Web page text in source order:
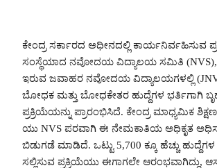
ಕೇಂದ್ರ ಸರ್ಕಾರದ ಅಧೀನದಲ್ಲಿ ಕಾರ್ಯನಿರ್ವಹಿಸುವ
ಸಂಸ್ಥೆಯಾದ ನವೋದಯ ವಿದ್ಯಾಲಯ ಸಮಿತಿ (NVS),
ಇರುವ ಜವಾಹರ ನವೋದಯ ವಿದ್ಯಾಲಯಗಳಲ್ಲಿ
ಬೋಧಕ ಮತ್ತು ಬೋಧಕೇತರ ಹುದ್ದೆಗಳ ಭರ್ತಿಗಾಗಿ
ಪ್ರಕ್ರಿಯೆಯನ್ನು ಪ್ರಾರಂಭಿಸಿದೆ. ಕೇಂದ್ರ ಮಾಧ್ಯಮಿಕ
ಯು NVS ಪರವಾಗಿ ಈ ನೇಮಕಾತಿಯ ಅಧಿಕೃತ
ಬಿಡುಗಡೆ ಮಾಡಿದೆ. ಒಟ್ಟು 5,700 ಕ್ಕೂ ಹೆಚ್ಚು
ಸಲ್ಲಿಸುವ ಪ್ರಕ್ರಿಯೆಯು ಈಗಾಗಲೇ ಆರಂಭವಾಗಿದ್ದು,